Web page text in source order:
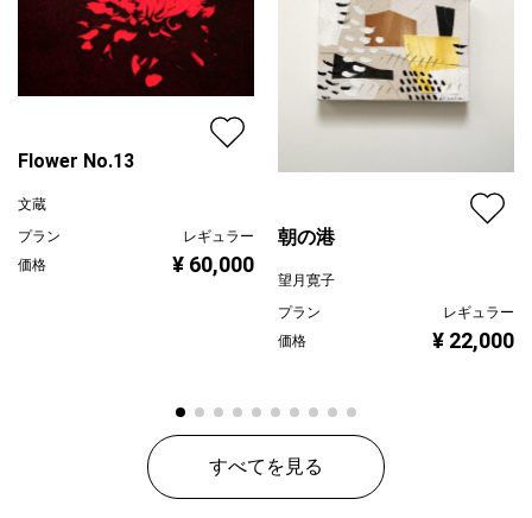
Flower No.13
文蔵
プラン
レギュラー
価格
¥ 60,000
朝の港
望月寛子
プラン
レギュラー
価格
¥ 22,000
すべてを見る